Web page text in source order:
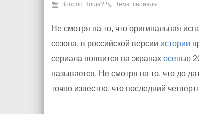
Вопрос: Когда? Тема: сериалы
Не смотря на то, что оригинальная
сезона, в российской версии истории
сериала появится на экранах осенью
называется. Не смотря на то, что до
точно известно, что последний